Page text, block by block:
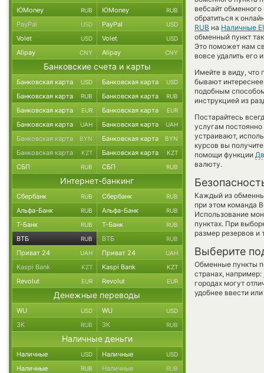
вебсайт
обратиться к
RUB на Наличные
обменный пункт
Это поможет нам
вовсе удалить его
Имейте в виду, что
бывают
подобным
инструкцией из
Постарайтесь
услугам
устраивают,
курсов вы
помощи функции
валюту.
Каждый из
при этом команда
Использование
пунктах. При
размер резервов и
Выберите
Обменные пункты
странах, например:
городах могут
удобнее ввести
ЮMoney RUB ЮMoney RUB
PayPal USD PayPal USD
Volet USD Volet USD
Alipay CNY Alipay CNY
Банковские счета и карты
Банковская карта USD Банковская карта USD
Банковская карта RUB Банковская карта RUB
Банковская карта EUR Банковская карта EUR
Банковская карта UAH Банковская карта UAH
Банковская карта BYN Банковская карта BYN
Банковская карта KZT Банковская карта KZT
СБП RUB СБП RUB
Интернет-банкинг
Сбербанк RUB Сбербанк RUB
Альфа-Банк RUB Альфа-Банк RUB
Т-Банк RUB Т-Банк RUB
ВТБ RUB ВТБ RUB
Приват 24 UAH Приват 24 UAH
Kaspi Bank KZT Kaspi Bank KZT
Revolut EUR Revolut EUR
Денежные переводы
WU USD WU USD
ЗК RUB ЗК RUB
Наличные деньги
Наличные USD Наличные USD
Наличные RUB Наличные RUB